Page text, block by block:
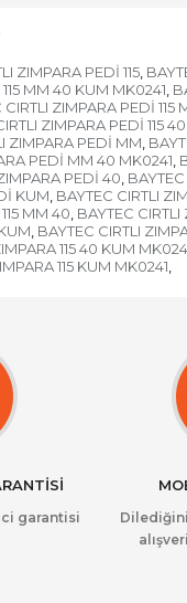
ZIMPARA PEDİ 115,
MM 40 KUM MK0241,
CIRTLI ZIMPARA PEDİ 115
ZIMPARA PEDİ 115
ZIMPARA PEDİ MM,
PEDİ MM 40 MK0241,
PEDİ 40,
KUM, BAYTEC CIRTLI
MM 40, BAYTEC CIRTLI
, BAYTEC CIRTLI
115 40 KUM
115 KUM MK0241,
garantisi